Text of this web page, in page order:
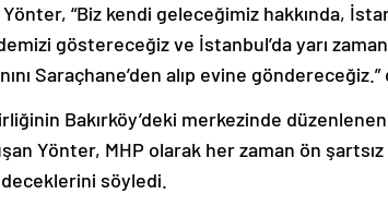
Yönter, “Biz kendi geleceğimiz hakkında,
göstereceğiz ve İstanbul’da yarı
Saraçhane’den alıp evine göndereceğiz.”
Bakırköy’deki merkezinde
Yönter, MHP olarak her zaman ön
söyledi.